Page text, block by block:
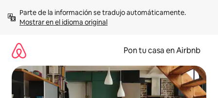
contenidoMostrar en el idioma original
Pon tu casa en Airbnb